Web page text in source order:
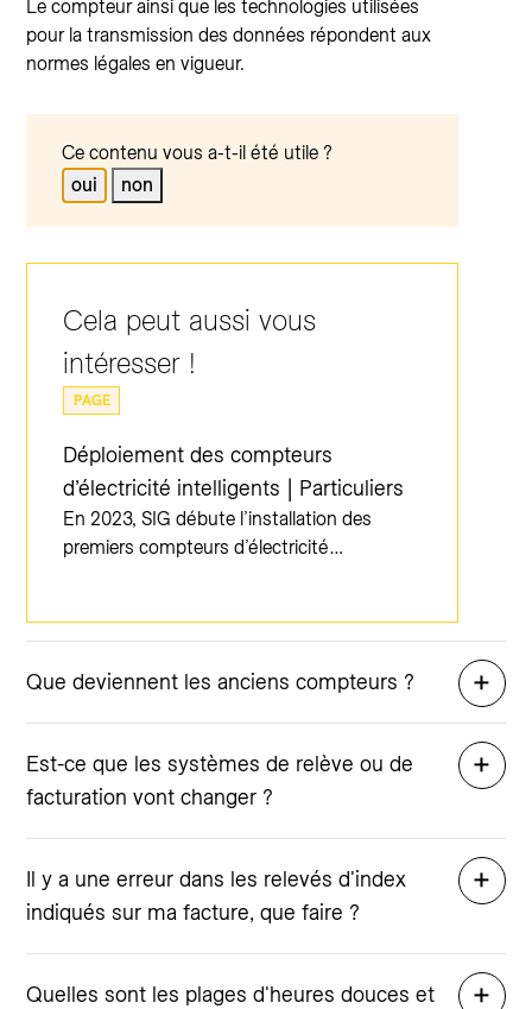
Le compteur ainsi que les technologies utilisées
pour la transmission des données répondent aux
normes légales en vigueur.
Ce contenu vous a-t-il été utile ?
oui
non
Cela peut aussi vous
intéresser !
PAGE
Déploiement des compteurs
d’électricité intelligents | Particuliers
En 2023, SIG débute l’installation des
premiers compteurs d’électricité…
Que deviennent les anciens compteurs ?
Est-ce que les systèmes de relève ou de
facturation vont changer ?
Il y a une erreur dans les relevés d'index
indiqués sur ma facture, que faire ?
Quelles sont les plages d'heures douces et